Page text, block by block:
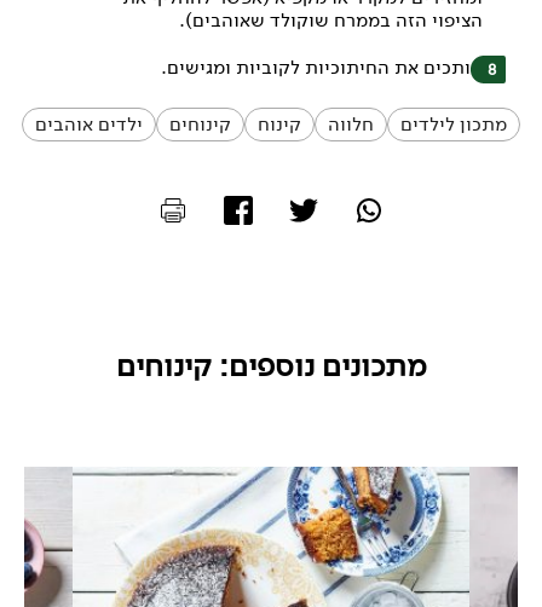
הציפוי הזה בממרח שוקולד שאוהבים).
חותכים את החיתוכיות לקוביות ומגישים.
מתכון לילדים חלווה קינוח קינוחים ילדים אוהבים
מתכונים נוספים: קינוחים